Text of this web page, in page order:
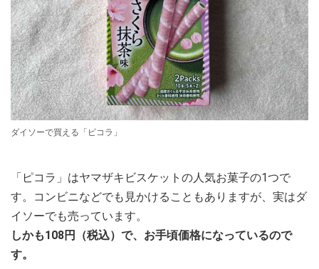
ダイソーで買える「ピコラ」
「ピコラ」はヤマザキビスケットの人気お菓子の1つで
す。コンビニなどでも見かけることもありますが、実はダ
イソーでも売っています。
しかも108円（税込）で、お手頃価格になっているので
す。